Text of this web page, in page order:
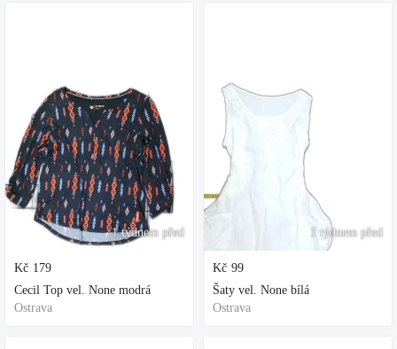
1 týdnem před
Kč 179
Cecil Top vel. None modrá
Ostrava
1 týdnem před
Kč 99
Šaty vel. None bílá
Ostrava